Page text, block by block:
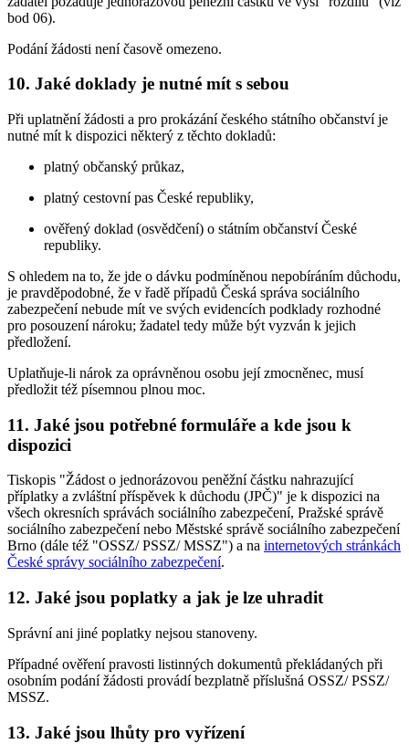
bod 06).
Podání žádosti není časově omezeno.
10. Jaké doklady je nutné mít s sebou
Při uplatnění žádosti a pro prokázání českého státního občanství je
nutné mít k dispozici některý z těchto dokladů:
platný občanský průkaz,
platný cestovní pas České republiky,
ověřený doklad (osvědčení) o státním občanství České
republiky.
S ohledem na to, že jde o dávku podmíněnou nepobíráním důchodu,
je pravděpodobné, že v řadě případů Česká správa sociálního
zabezpečení nebude mít ve svých evidencích podklady rozhodné
pro posouzení nároku; žadatel tedy může být vyzván k jejich
předložení.
Uplatňuje-li nárok za oprávněnou osobu její zmocněnec, musí
předložit též písemnou plnou moc.
11. Jaké jsou potřebné formuláře a kde jsou k
dispozici
Tiskopis "Žádost o jednorázovou peněžní částku nahrazující
příplatky a zvláštní příspěvek k důchodu (JPČ)" je k dispozici na
všech okresních správách sociálního zabezpečení, Pražské správě
sociálního zabezpečení nebo Městské správě sociálního zabezpečení
Brno (dále též "OSSZ/ PSSZ/ MSSZ") a na internetových stránkách
České správy sociálního zabezpečení.
12. Jaké jsou poplatky a jak je lze uhradit
Správní ani jiné poplatky nejsou stanoveny.
Případné ověření pravosti listinných dokumentů překládaných při
osobním podání žádosti provádí bezplatně příslušná OSSZ/ PSSZ/
MSSZ.
13. Jaké jsou lhůty pro vyřízení